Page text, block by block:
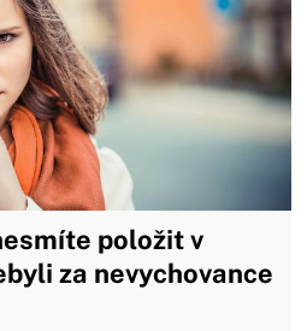
položit v
za nevychovance